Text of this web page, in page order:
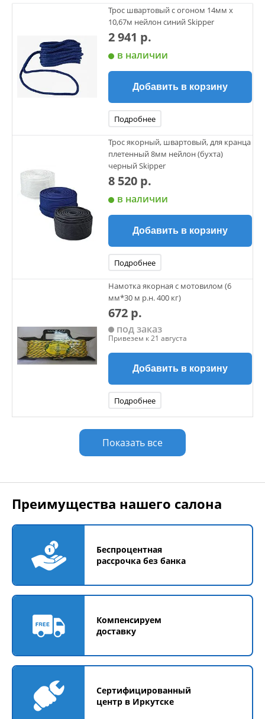
долговечность в условиях морской эксплуатации.
Идеально подходит для создания лееров и крепежей,
позволяя уверенно фиксировать лодку на месте. Перед
покупкой рекомендуется уточнять характеристики
товара.
Трос швартовый с огоном 14мм х
10,67м нейлон синий Skipper
2 941 р.
в наличии
Добавить в корзину
Подробнее
Трос якорный, швартовый, для кранца
плетенный 8мм нейлон (бухта)
черный Skipper
8 520 р.
в наличии
Добавить в корзину
Подробнее
Намотка якорная с мотовилом (6
мм*30 м р.н. 400 кг)
672 р.
под заказ
Привезем к 21 августа
Добавить в корзину
Подробнее
Показать все
Преимущества нашего салона
Беспроцентная
рассрочка без банка
Компенсируем
доставку
Сертифицированный
центр в Иркутске